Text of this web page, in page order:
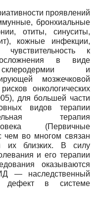
проявлений
бронхиальные
отиты, синуситы,
кожные инфекции,
чувствительность к
в виде
склеродермии и
мозжечковой
онкологических
для большей части
видов терапии
терапия
(Первичные
во многом связан
их близких. В силу
и его терапии
оказываются
— наследственный
дефект в системе